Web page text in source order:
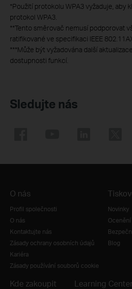
*Použití protokolu WPA3 vyžaduje, aby
protokol WPA3.
**Tento směrovač nemusí podporovat
ratifikované ve specifikaci IEEE
***Může být vyžadována další
dostupnosti funkcí.
Sledujte nás
O nás
Profil společnosti
O nás
Kontaktujte nás
Zásady ochrany osobních údajů
Kariéra
Zásady používání souborů cookie
Novinky
Ocenění
Blog
Kde zakoupit Learning Center